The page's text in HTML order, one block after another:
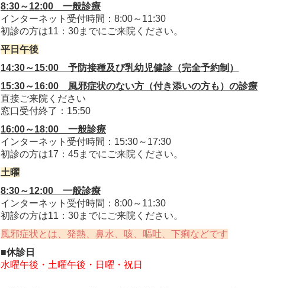
10/10頃になる予定です。
■2025.9.30...インフルエンザワクチンについて
インフルエンザワクチン接種について詳細を掲載しました。
限られているため、完全予約制となります。不活化ワクチンは予約枠
詳細はこちらをご確認ください。
■2025.8.1更新...4種混合ワクチンについて
追加接種（4回目）が終了されていない方で接種希望の方は、五種混
当院にご連絡ください。
8:30～12:00 一般診療
インターネット受付時間：8:00～11:30
初診の方は11：30までにご来院ください。
平日午後
14:30～15:00 予防接種及び乳幼児健診（完全予約制）
15:30～16:00 風邪症状のない方（付き添いの方も）の診療
直接ご来院ください
窓口受付終了：15:50
16:00～18:00 一般診療
インターネット受付時間：15:30～17:30
初診の方は17：45までにご来院ください。
土曜
8:30～12:00 一般診療
インターネット受付時間：8:00～11:30
初診の方は11：30までにご来院ください。
風邪症状とは、発熱、鼻水、咳、嘔吐、下痢などです
■休診日
水曜午後・土曜午後・日曜・祝日